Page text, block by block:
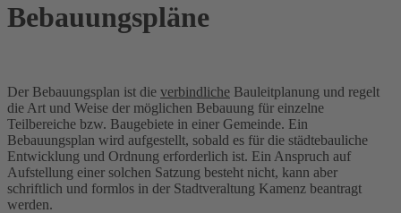
Bebauungspläne
Der Bebauungsplan ist die verbindliche Bauleitplanung und regelt
die Art und Weise der möglichen Bebauung für einzelne
Teilbereiche bzw. Baugebiete in einer Gemeinde. Ein
Bebauungsplan wird aufgestellt, sobald es für die städtebauliche
Entwicklung und Ordnung erforderlich ist. Ein Anspruch auf
Aufstellung einer solchen Satzung besteht nicht, kann aber
schriftlich und formlos in der Stadtveraltung Kamenz beantragt
werden.